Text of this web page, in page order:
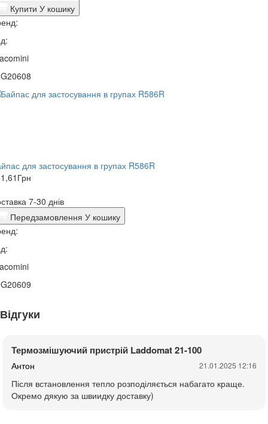
Купити У кошику
для застосування в групах R586R
Грн
7-30 днів
Передзамовлення У кошику
Відгуки
Термозмішуючий пристрій Laddomat 21-100
Антон 21.01.2025 12:16
Після встановлення тепло розподіляється набагато краще.
Окремо дякую за швиидку доставку)